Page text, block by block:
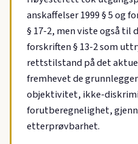
anskaffelser 1999 § 5 og
§ 17-2, men viste også til
forskriften § 13-2 som
rettstilstand på det
fremhevet de
objektivitet, ikke-
forutberegnelighet,
etterprøvbarhet.